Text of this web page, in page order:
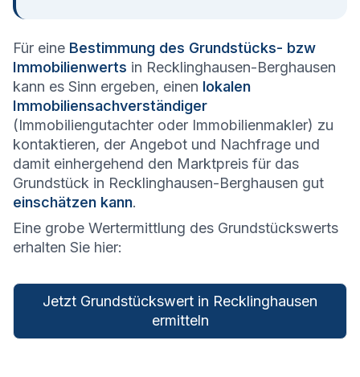
Für eine Bestimmung des Grundstücks- bzw
Immobilienwerts in Recklinghausen-Berghausen
kann es Sinn ergeben, einen lokalen
Immobiliensachverständiger
(Immobiliengutachter oder Immobilienmakler) zu
kontaktieren, der Angebot und Nachfrage und
damit einhergehend den Marktpreis für das
Grundstück in Recklinghausen-Berghausen gut
einschätzen kann.
Eine grobe Wertermittlung des Grundstückswerts
erhalten Sie hier:
Jetzt Grundstückswert in Recklinghausen
ermitteln